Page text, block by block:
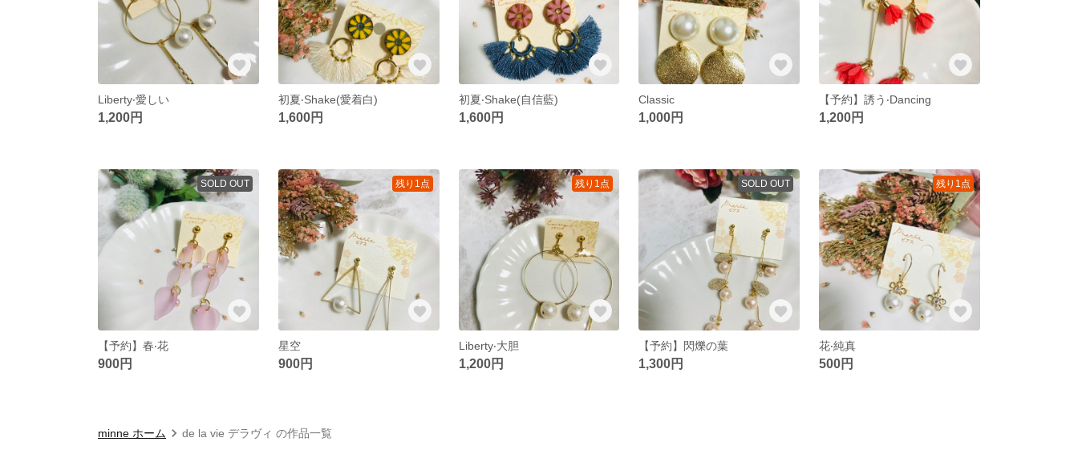
Liberty‧愛しい
1,200円
初夏‧Shake(愛着白)
1,600円
初夏‧Shake(自信藍)
1,600円
Classic
1,000円
【予約】誘う‧Dancing
1,200円
SOLD OUT
【予約】春‧花
900円
残り1点
星空
900円
残り1点
Liberty‧大胆
1,200円
SOLD OUT
【予約】閃爍の葉
1,300円
残り1点
花‧純真
500円
minne ホーム de la vie デラヴィ の作品一覧